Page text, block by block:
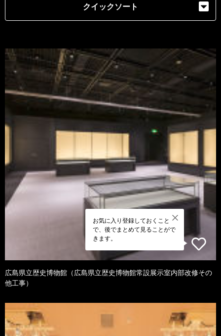
クイックソート
お気に入り登録しておくこと
で、後でまとめて見ることがで
きます。
広島県立歴史博物館（広島県立歴史博物館常設展示室内部改修その
他工事）